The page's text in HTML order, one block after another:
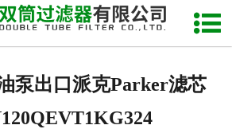
网站首页
泵出口派克Parker滤芯